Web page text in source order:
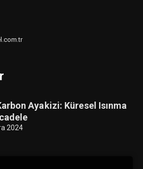
Ayakizi: Küresel Isınma
2024